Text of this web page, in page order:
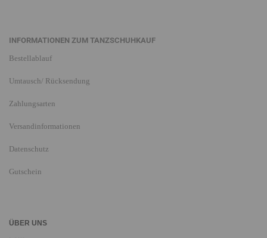
INFORMATIONEN ZUM TANZSCHUHKAUF
Bestellablauf
Umtausch/ Rücksendung
Zahlungsarten
Versandinformationen
Datenschutz
Gutschein
ÜBER UNS